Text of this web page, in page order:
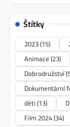
Štítky
2023(15)
Animace (23)
Dobrodružství
Dokumentární
děti (13)
Film 2024(34)